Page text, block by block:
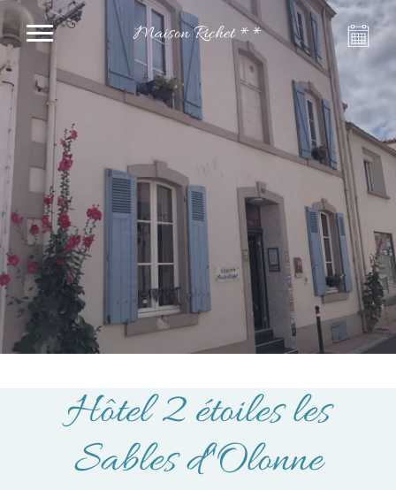
Maison Richet **
Hôtel 2 étoiles les
Sables d''Olonne